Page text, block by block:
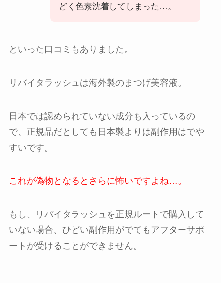
どく色素沈着してしまった…。
といった口コミもありました。
リバイタラッシュは海外製のまつげ美容液。
日本では認められていない成分も入っているの
で、正規品だとしても日本製よりは副作用はでや
すいです。
これが偽物となるとさらに怖いですよね…。
もし、リバイタラッシュを正規ルートで購入して
いない場合、ひどい副作用がでてもアフターサポ
ートが受けることができません。